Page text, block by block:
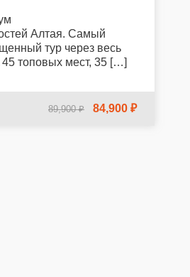
Алтая. Самый
тур через весь
топовых мест, 35 […]
89,900 ₽ 84,900 ₽